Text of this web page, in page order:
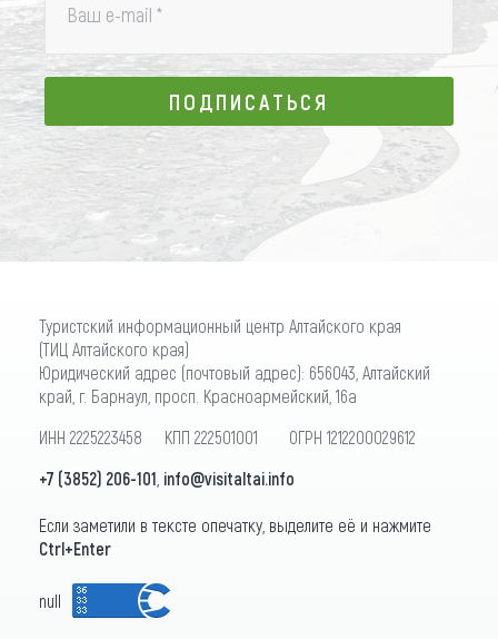
Ваш e-mail *
ПОДПИСАТЬСЯ
ПОДПИСАТЬСЯ
Туристский информационный центр Алтайского края
(ТИЦ Алтайского края)
Юридический адрес (почтовый адрес): 656043, Алтайский
край, г. Барнаул, просп. Красноармейский, 16а
ИНН 2225223458 КПП 222501001 ОГРН 1212200029612
+7 (3852) 206-101 info@visitaltai.info
Если заметили в тексте опечатку, выделите её и нажмите
Ctrl+Enter
null